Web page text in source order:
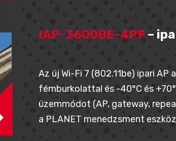
IAP-3600BE-4PF –
Az új Wi-Fi 7 (802.11be) ipari
fémburkolattal és -40°C és
üzemmódot (AP, gateway,
a PLANET menedzsment